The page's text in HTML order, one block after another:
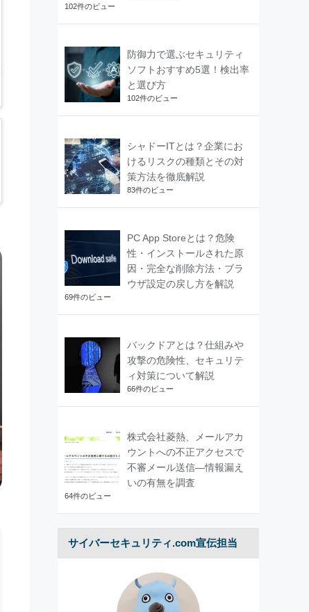
102件のビュー
防御力で選ぶセキュリティ
ソフトおすすめ5選！検出率
と選び方
102件のビュー
シャドーITとは？企業にお
けるリスクの種類とその対
策方法を徹底解説
83件のビュー
PC App Storeとは？危険
性・インストールされた原
因・完全な削除方法・ブラ
ウザ設定の戻し方を解説
69件のビュー
バックドアとは？仕組みや
攻撃の危険性、セキュリテ
ィ対策について解説
66件のビュー
株式会社菱熱、メールアカ
ウントへの不正アクセスで
不審メール送信―情報漏え
いの有無を調査
64件のビュー
サイバーセキュリティ.com宣伝担当